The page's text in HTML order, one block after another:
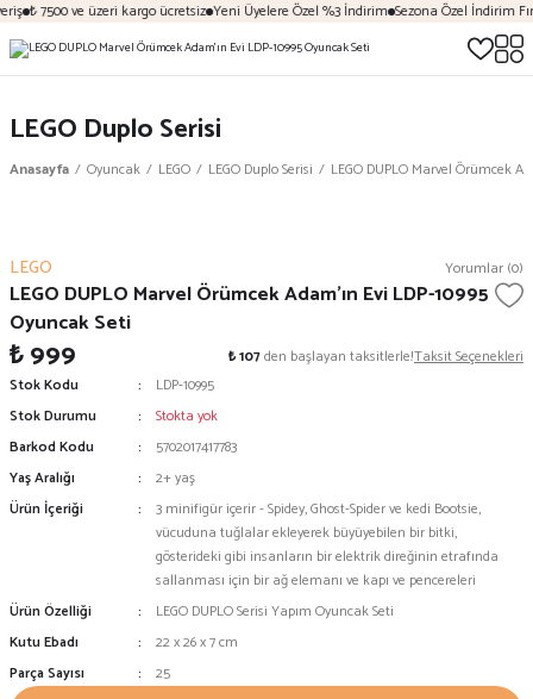
₺ 7500 ve üzeri kargo ücretsiz Yeni Üyelere Özel %3 İndirim Sezona Özel İndirim
LEGO Duplo Serisi
Anasayfa Oyuncak LEGO LEGO Duplo Serisi LEGO DUPLO Marvel Örümcek
LEGO Yorumlar (0)
LEGO DUPLO Marvel Örümcek Adam’ın Evi LDP-10995
Oyuncak Seti
₺ 999 ₺ 107den başlayan taksitlerle!Taksit Seçenekleri
Stok Kodu
LDP-10995
Stok Durumu
Stokta yok
Barkod Kodu
5702017417783
Yaş Aralığı
2+ yaş
Ürün İçeriği
3 minifigür içerir - Spidey, Ghost-Spider ve kedi Bootsie,
vücuduna tuğlalar ekleyerek büyüyebilen bir bitki,
gösterideki gibi insanların bir elektrik direğinin etrafında
sallanması için bir ağ elemanı ve kapı ve pencereleri
Ürün Özelliği
LEGO DUPLO Serisi Yapım Oyuncak Seti
Kutu Ebadı
22 x 26 x 7 cm
Parça Sayısı
25